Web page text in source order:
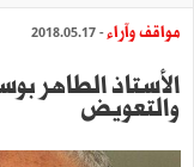
مواقف وآراء- 2018.05.17
الأستاذ الطاهر
والتعويض